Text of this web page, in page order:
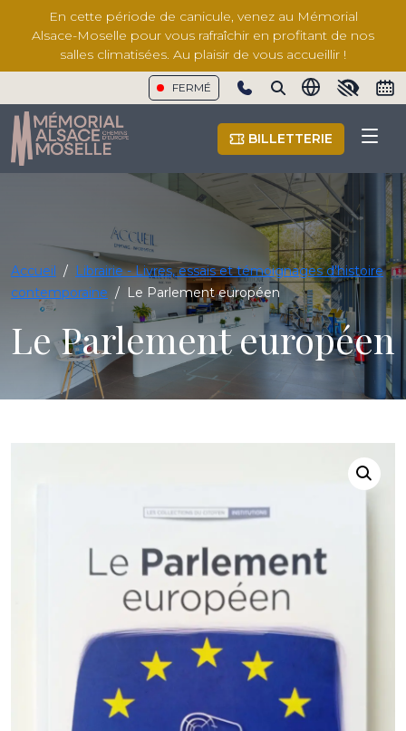
En cette période de canicule, venez au Mémorial
Alsace-Moselle pour vous rafraîchir en profitant de nos
salles climatisées. Au plaisir de vous accueillir !
FERMÉ
Show phone number
BILLETTERIE
Accueil / Librairie - Livres, essais et témoignages d'histoire
contemporaine / Le Parlement européen
Le Parlement européen